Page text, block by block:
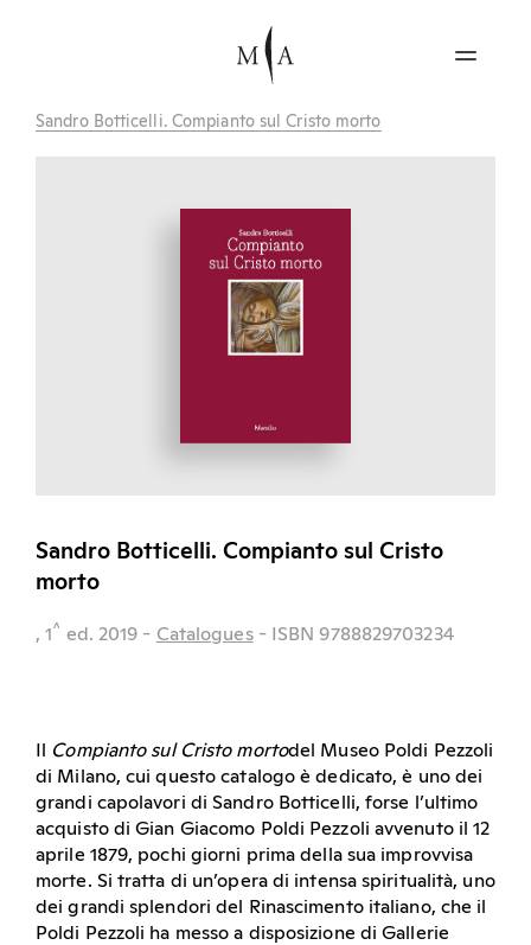
Sandro Botticelli. Compianto sul Cristo morto
Sandro Botticelli. Compianto sul Cristo
morto
, 1^ ed. 2019 - Catalogues - ISBN 9788829703234
Compianto sul Cristo mortodel Museo Poldi Pezzoli
di Milano, cui questo catalogo è dedicato, è uno dei
grandi capolavori di Sandro Botticelli, forse l’ultimo
acquisto di Gian Giacomo Poldi Pezzoli avvenuto il 12
aprile 1879, pochi giorni prima della sua improvvisa
morte. Si tratta di un’opera di intensa spiritualità, uno
dei grandi splendori del Rinascimento italiano, che il
Poldi Pezzoli ha messo a disposizione di Gallerie